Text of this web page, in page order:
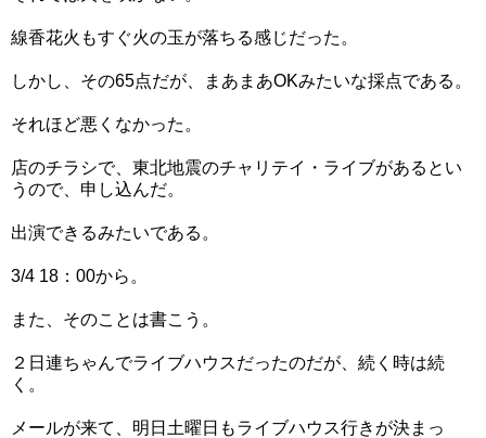
線香花火もすぐ火の玉が落ちる感じだった。
しかし、その65点だが、まあまあOKみたいな採点である。
それほど悪くなかった。
店のチラシで、東北地震のチャリテイ・ライブがあるとい
うので、申し込んだ。
出演できるみたいである。
3/4 18：00から。
また、そのことは書こう。
２日連ちゃんでライブハウスだったのだが、続く時は続
く。
メールが来て、明日土曜日もライブハウス行きが決まっ